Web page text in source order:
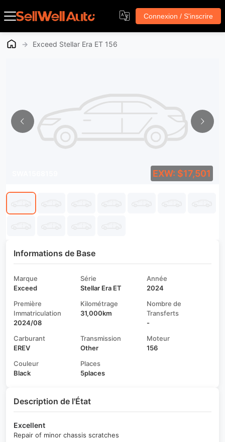
Connexion / S'inscrire
→ Exceed Stellar Era ET 156
EXW: $17,501
Informations de Base
Marque
Exceed
Série
Stellar Era ET
Année
2024
Première
Immatriculation
2024/08
Kilométrage
31,000km
Nombre de
Transferts
-
Carburant
EREV
Transmission
Other
Moteur
156
Couleur
Black
Places
5places
Description de l'État
Excellent
Repair of minor chassis scratches